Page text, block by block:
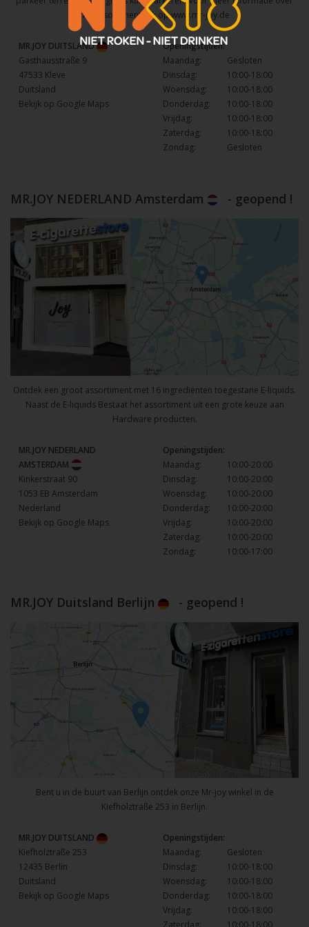
het assortiment kijk opwww.mr-joy.de
MR.JOY DUITSLAND
Gasthausstraße 9
47533 Kleve
Duitsland
Bekijk op Google Maps
Openingstijden:
Maandag:
Gesloten
Dinsdag:
10:00-18:00
Woensdag:
10:00-18:00
Donderdag:
10:00-18:00
Vrijdag:
10:00-18:00
Zaterdag:
10:00-18:00
Zondag:
Gesloten
MR.JOY NEDERLAND Amsterdam - geopend !
Ontdek een groot assortiment met 16 ingrediënten toegestane E-liquids.
Naast de E-liquids Bestaat het assortiment uit een grote keuze aan
Hardware producten.
MR.JOY NEDERLAND
AMSTERDAM
Kinkerstraat 90
1053 EB Amsterdam
Nederland
Bekijk op Google Maps
Openingstijden:
Maandag:
10:00-20:00
Dinsdag:
10:00-20:00
Woensdag:
10:00-20:00
Donderdag:
10:00-20:00
Vrijdag:
10:00-20:00
Zaterdag:
10:00-20:00
Zondag:
10:00-17:00
MR.JOY Duitsland Berlijn - geopend !
Bent u in de buurt van Berlijn ontdek onze Mr-joy winkel in de
Kiefholztraße 253 in Berlijn.
MR.JOY DUITSLAND
Kiefholztraße 253
12435 Berlin
Duitsland
Bekijk op Google Maps
Openingstijden:
Maandag:
Gesloten
Dinsdag:
10:00-18:00
Woensdag:
10:00-18:00
Donderdag:
10:00-18:00
Vrijdag:
10:00-18:00
Zaterdag:
10:00-18:00